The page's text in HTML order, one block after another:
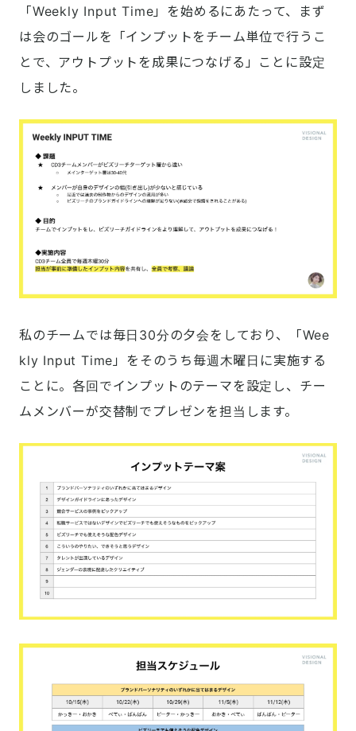
「Weekly Input Time」を始めるにあたって、まず
は会のゴールを「インプットをチーム単位で行うこ
とで、アウトプットを成果につなげる」ことに設定
しました。
私のチームでは毎日30分の夕会をしており、「Wee
kly Input Time」をそのうち毎週木曜日に実施する
ことに。各回でインプットのテーマを設定し、チー
ムメンバーが交替制でプレゼンを担当します。